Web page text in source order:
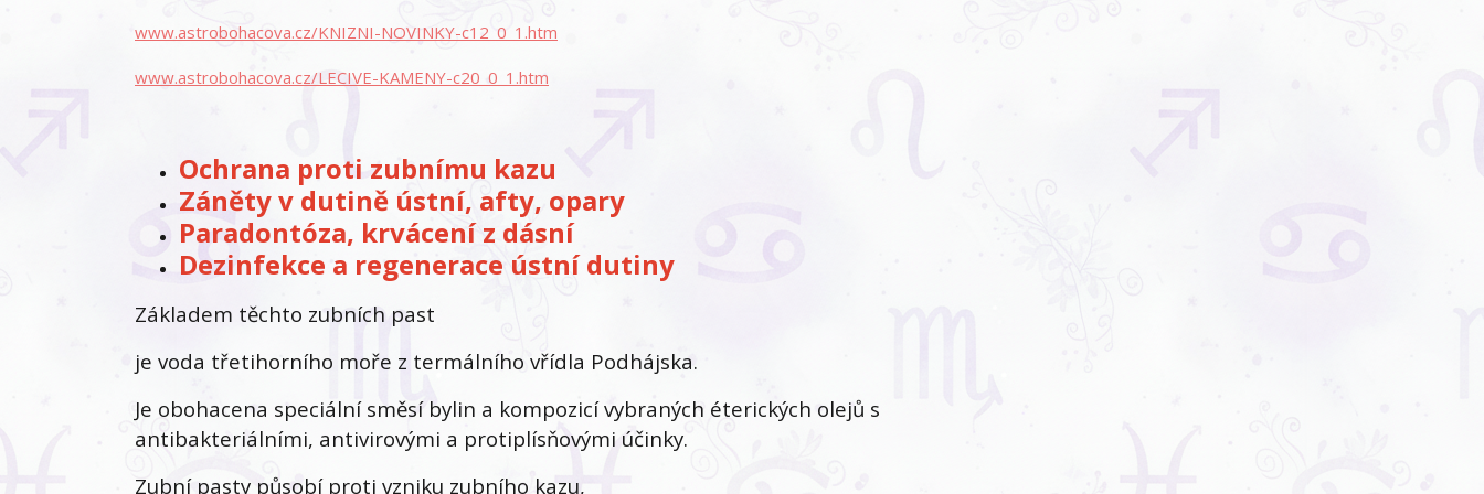
www.astrobohacova.cz/KNIZNI-NOVINKY-c12_0_1.htm
www.astrobohacova.cz/LECIVE-KAMENY-c20_0_1.htm
Ochrana proti zubnímu kazu
Záněty v dutině ústní, afty, opary
Paradontóza, krvácení z dásní
Dezinfekce a regenerace ústní dutiny
Základem těchto zubních past
je voda třetihorního moře z termálního vřídla Podhájska.
Je obohacena speciální směsí bylin a kompozicí vybraných éterických olejů s
antibakteriálními, antivirovými a protiplísňovými účinky.
Zubní pasty působí proti vzniku zubního kazu,